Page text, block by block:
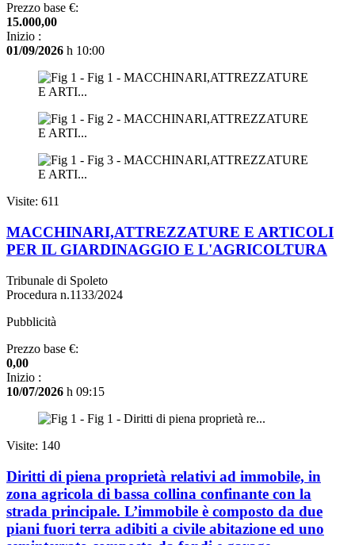
Prezzo base €:
15.000,00
Inizio :
01/09/2026 h 10:00
Visite: 611
MACCHINARI,ATTREZZATURE E ARTICOLI
PER IL GIARDINAGGIO E L'AGRICOLTURA
Tribunale di Spoleto
Procedura n.1133/2024
Pubblicità
Prezzo base €:
0,00
Inizio :
10/07/2026 h 09:15
Visite: 140
Diritti di piena proprietà relativi ad immobile, in
zona agricola di bassa collina confinante con la
strada principale. L’immobile è composto da due
piani fuori terra adibiti a civile abitazione ed uno